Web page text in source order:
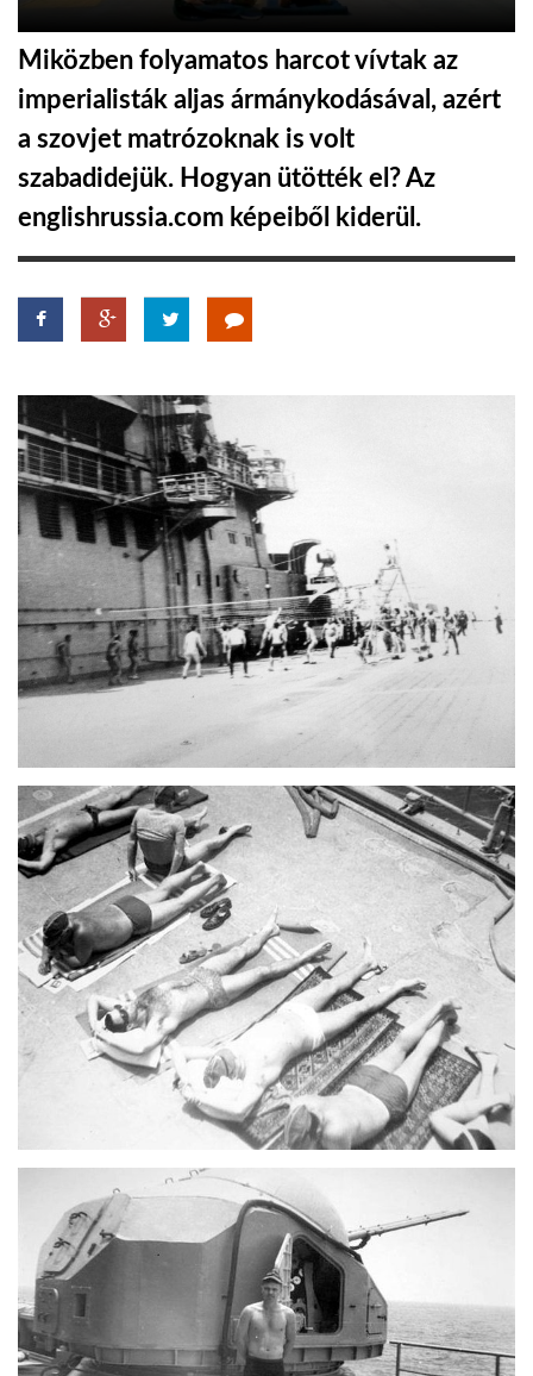
GLOBOTV BP
HÍR3D
TROPICALMAGAZIN
AFRIKA TUDÁSTÁR
A NAP SZÉPE
LINKTR.EE
GLOBOZSARU
DOBRAVERO.HU
LATIMO.HU
GLOBOBOOK
Miközben folyamatos harcot vívtak az
imperialisták aljas ármánykodásával, azért
a szovjet matrózoknak is volt
szabadidejük. Hogyan ütötték el? Az
englishrussia.com képeiből kiderül.